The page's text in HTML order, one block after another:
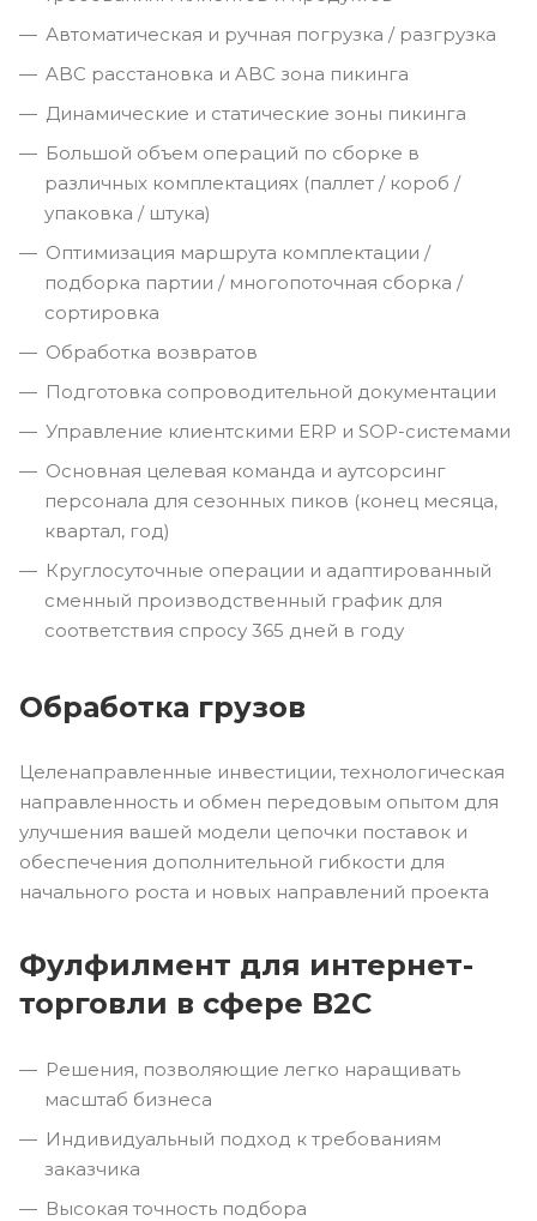
Автоматическая и ручная погрузка / разгрузка
ABC расстановка и ABC зона пикинга
Динамические и статические зоны пикинга
Большой объем операций по сборке в
различных комплектациях (паллет / короб /
упаковка / штука)
Оптимизация маршрута комплектации /
подборка партии / многопоточная сборка /
сортировка
Обработка возвратов
Подготовка сопроводительной документации
Управление клиентскими ERP и SOP-системами
Основная целевая команда и аутсорсинг
персонала для сезонных пиков (конец месяца,
квартал, год)
Круглосуточные операции и адаптированный
сменный производственный график для
соответствия спросу 365 дней в году
Обработка грузов
Целенаправленные инвестиции, технологическая
направленность и обмен передовым опытом для
улучшения вашей модели цепочки поставок и
обеспечения дополнительной гибкости для
начального роста и новых направлений проекта
Фулфилмент для интернет-
торговли в сфере B2C
Решения, позволяющие легко наращивать
масштаб бизнеса
Индивидуальный подход к требованиям
заказчика
Высокая точность подбора